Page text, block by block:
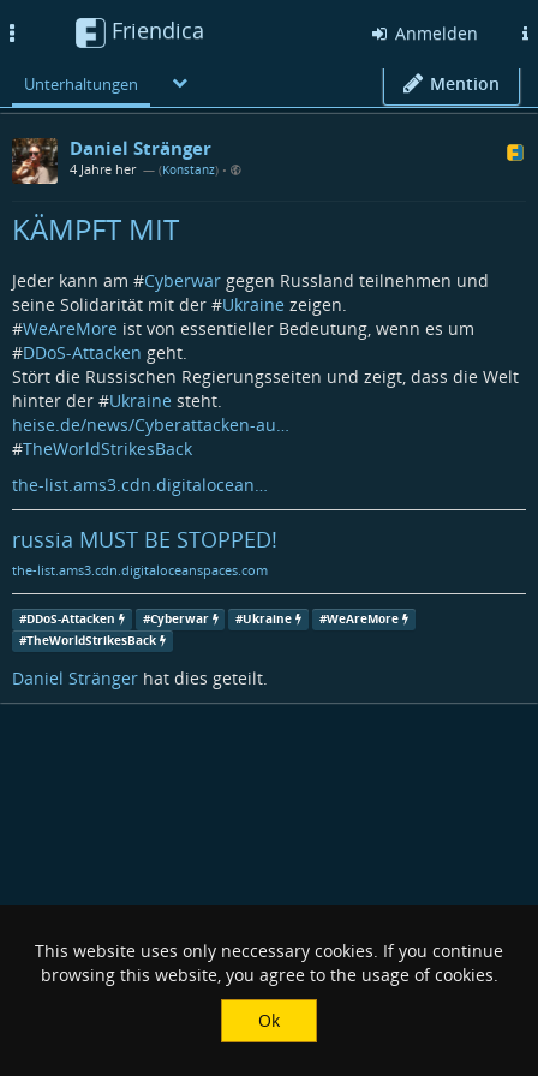
Friendica Anmelden
Unterhaltungen Mention
Daniel Stränger
4 Jahre her — (Konstanz) •
KÄMPFT MIT
Jeder kann am #Cyberwar gegen Russland teilnehmen und
seine Solidarität mit der #Ukraine zeigen.
#WeAreMore ist von essentieller Bedeutung, wenn es um
#DDoS-Attacken geht.
Stört die Russischen Regierungsseiten und zeigt, dass die Welt
hinter der #Ukraine steht.
heise.de/news/Cyberattacken-au…
#TheWorldStrikesBack
the-list.ams3.cdn.digitalocean…
russia MUST BE STOPPED!
the-list.ams3.cdn.digitaloceanspaces.com
#DDoS-Attacken #Cyberwar #Ukraine #WeAreMore
#TheWorldStrikesBack
Daniel Stränger hat dies geteilt.
This website uses only neccessary cookies. If you continue
browsing this website, you agree to the usage of cookies.
Ok